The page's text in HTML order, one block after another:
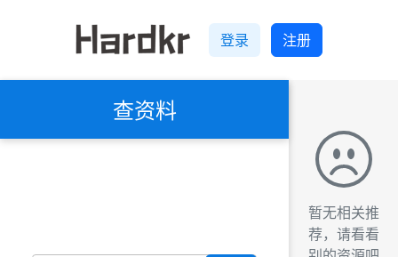
登录 注册
查资料
暂无相关推
荐，请看看